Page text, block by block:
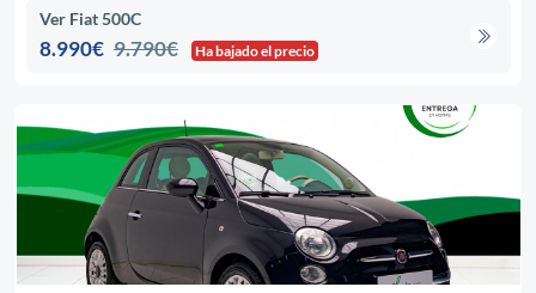
Ver Fiat 500C
8.990€ 9.790€ Ha bajado el precio